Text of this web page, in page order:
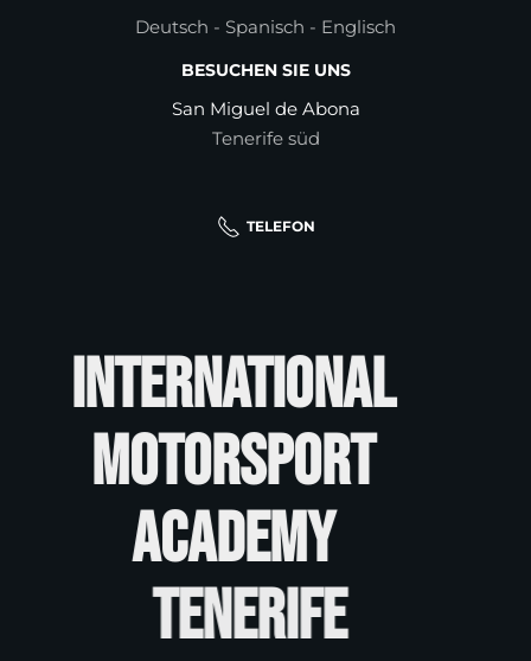
Deutsch - Spanisch - Englisch
BESUCHEN SIE UNS
San Miguel de Abona
Tenerife süd
TELEFON
International
Motorsport
Academy
Tenerife